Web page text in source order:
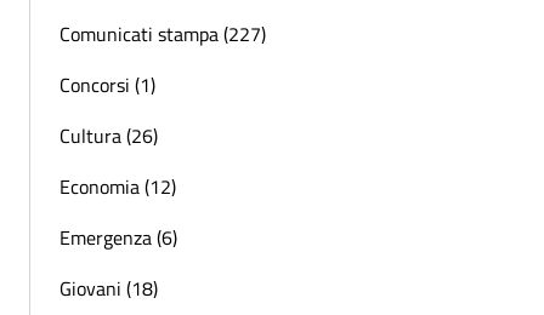
Comunicati stampa (227)
Concorsi (1)
Cultura (26)
Economia (12)
Emergenza (6)
Giovani (18)